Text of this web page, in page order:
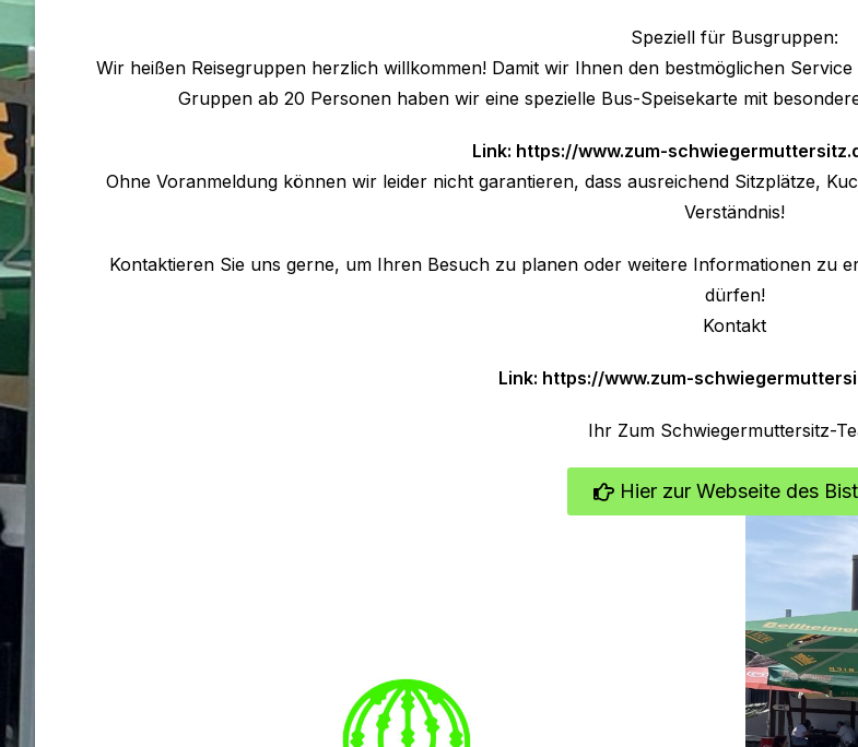
Speziell für Busgruppen:
Wir heißen Reisegruppen herzlich willkommen! Damit wir Ihnen den bestmöglichen
Gruppen ab 20 Personen haben wir eine spezielle Bus-Speisekarte mit
Link: https://www.zum-
Ohne Voranmeldung können wir leider nicht garantieren, dass ausreichend Sitzplätze,
Verständnis!
Kontaktieren Sie uns gerne, um Ihren Besuch zu planen oder weitere Informationen zu
dürfen!
Kontakt
Link: https://www.zum-
Ihr Zum Schwiegermuttersitz-
Hier zur Webseite des